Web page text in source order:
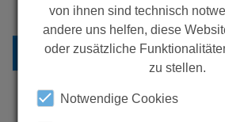
PRODUKTE
ZURÜCK ZUR
von ihnen sind technisch
andere uns helfen, diese
oder zusätzliche
zu stellen.
Notwendige Cookies